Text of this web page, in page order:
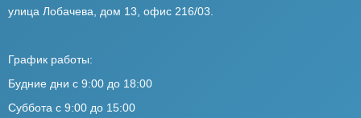
улица Лобачева, дом 13, офис 216/03.
График работы:
Будние дни с 9:00 до 18:00
Суббота с 9:00 до 15:00